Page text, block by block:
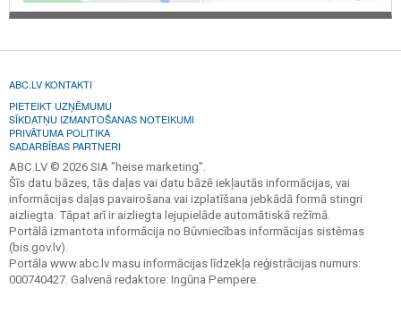
ABC.LV KONTAKTI
PIETEIKT UZŅĒMUMU
SĪKDATŅU IZMANTOŠANAS NOTEIKUMI
PRIVĀTUMA POLITIKA
SADARBĪBAS PARTNERI
ABC.LV © 2026 SIA "heise marketing".
Šīs datu bāzes, tās daļas vai datu bāzē iekļautās informācijas, vai
informācijas daļas pavairošana vai izplatīšana jebkādā formā stingri
aizliegta. Tāpat arī ir aizliegta lejupielāde automātiskā režīmā.
Portālā izmantota informācija no Būvniecības informācijas sistēmas
(bis.gov.lv).
Portāla www.abc.lv masu informācijas līdzekļa reģistrācijas numurs:
000740427. Galvenā redaktore: Ingūna Pempere.